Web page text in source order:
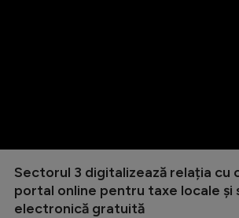
Sectorul 3 digitalizează relația cu
portal online pentru taxe locale și
electronică gratuită